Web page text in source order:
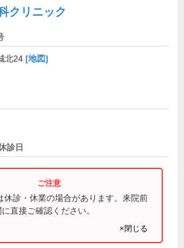
クリニック
北24 [地図]
診日
休診・休業の場合があります。来院前
直接ご確認ください。
×閉じる